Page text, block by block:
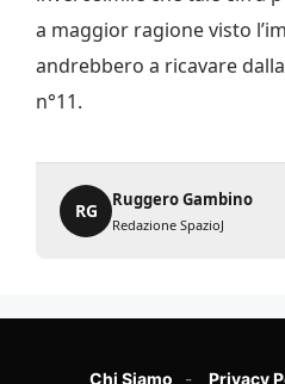
a maggior ragione visto
andrebbero a ricavare
n°11.
RG
Ruggero Gambino
Redazione SpazioJ
Chi Siamo Privacy